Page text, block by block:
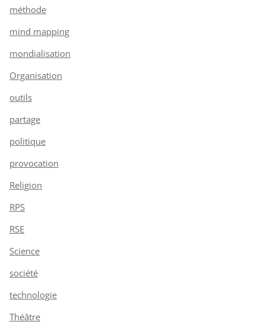
méthode
mind mapping
mondialisation
Organisation
outils
partage
politique
provocation
Religion
RPS
RSE
Science
société
technologie
Théâtre